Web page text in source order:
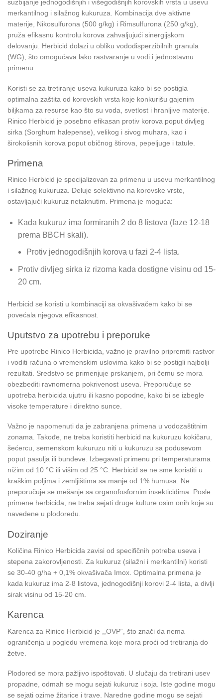
suzbijanje jednogodišnjih i višegodišnjih korovskih vrsta u usevu
merkantilnog i silažnog kukuruza. Kombinacija dve aktivne
materije, Nikosulfurona (500 g/kg) i Rimsulfurona (250 g/kg),
pruža efikasnu kontrolu korova zahvaljujući sinergijskom
delovanju. Herbicid dolazi u obliku vododisperzibilnih granula
(WG), što omogućava lako rastvaranje u vodi i jednostavnu
primenu.
Koristi se za tretiranje useva kukuruza kako bi se postigla
optimalna zaštita od korovskih vrsta koje konkurišu gajenim
biljkama za resurse kao što su voda, svetlost i hranljive materije.
Rinico Herbicid je posebno efikasan protiv korova poput divljeg
sirka (Sorghum halepense), velikog i sivog muhara, kao i
širokolisnih korova poput običnog štirova, pepeljuge i tatule.
Primena
Rinico Herbicid je specijalizovan za primenu u usevu merkantilnog
i silažnog kukuruza. Deluje selektivno na korovske vrste,
ostavljajući kukuruz netaknutim. Primena je moguća:
Kada kukuruz ima formiranih 2 do 8 listova (faze 12-18
prema BBCH skali).
Protiv jednogodišnjih korova u fazi 2-4 lista.
Protiv divljeg sirka iz rizoma kada dostigne visinu od 15-
20 cm.
Herbicid se koristi u kombinaciji sa okvašivačem kako bi se
povećala njegova efikasnost.
Uputstvo za upotrebu i preporuke
Pre upotrebe Rinico Herbicida, važno je pravilno pripremiti rastvor
i voditi računa o vremenskim uslovima kako bi se postigli najbolji
rezultati. Sredstvo se primenjuje prskanjem, pri čemu se mora
obezbediti ravnomerna pokrivenost useva. Preporučuje se
upotreba herbicida ujutru ili kasno popodne, kako bi se izbegle
visoke temperature i direktno sunce.
Važno je napomenuti da je zabranjena primena u vodozaštitnim
zonama. Takođe, ne treba koristiti herbicid na kukuruzu kokičaru,
šećercu, semenskom kukuruzu niti u kukuruzu sa podusevom
poput pasulja ili bundeve. Izbegavati primenu pri temperaturama
nižim od 10 °C ili višim od 25 °C. Herbicid se ne sme koristiti u
kraškim poljima i zemljištima sa manje od 1% humusa. Ne
preporučuje se mešanje sa organofosfornim insekticidima. Posle
primene herbicida, ne treba sejati druge kulture osim onih koje su
navedene u plodoredu.
Doziranje
Količina Rinico Herbicida zavisi od specifičnih potreba useva i
stepena zakorovljenosti. Za kukuruz (silažni i merkantilni) koristi
se 30-40 g/ha + 0,1% okvašivača Imox. Optimalna primena je
kada kukuruz ima 2-8 listova, jednogodišnji korovi 2-4 lista, a divlji
sirak visinu od 15-20 cm.
Karenca
Karenca za Rinico Herbicid je ,,OVP“, što znači da nema
ograničenja u pogledu vremena koje mora proći od tretiranja do
žetve.
Plodored se mora pažljivo ispoštovati. U slučaju da tretirani usev
propadne, odmah se mogu sejati kukuruz i soja. Iste godine mogu
se sejati ozime žitarice i trave. Naredne godine mogu se sejati